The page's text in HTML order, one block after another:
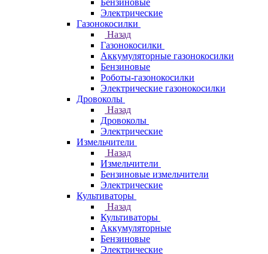
Бензиновые
Электрические
Газонокосилки
Назад
Газонокосилки
Аккумуляторные газонокосилки
Бензиновые
Роботы-газонокосилки
Электрические газонокосилки
Дровоколы
Назад
Дровоколы
Электрические
Измельчители
Назад
Измельчители
Бензиновые измельчители
Электрические
Культиваторы
Назад
Культиваторы
Аккумуляторные
Бензиновые
Электрические